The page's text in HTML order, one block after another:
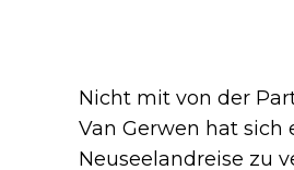
Nicht mit von der
Van Gerwen hat sich
Neuseelandreise zu